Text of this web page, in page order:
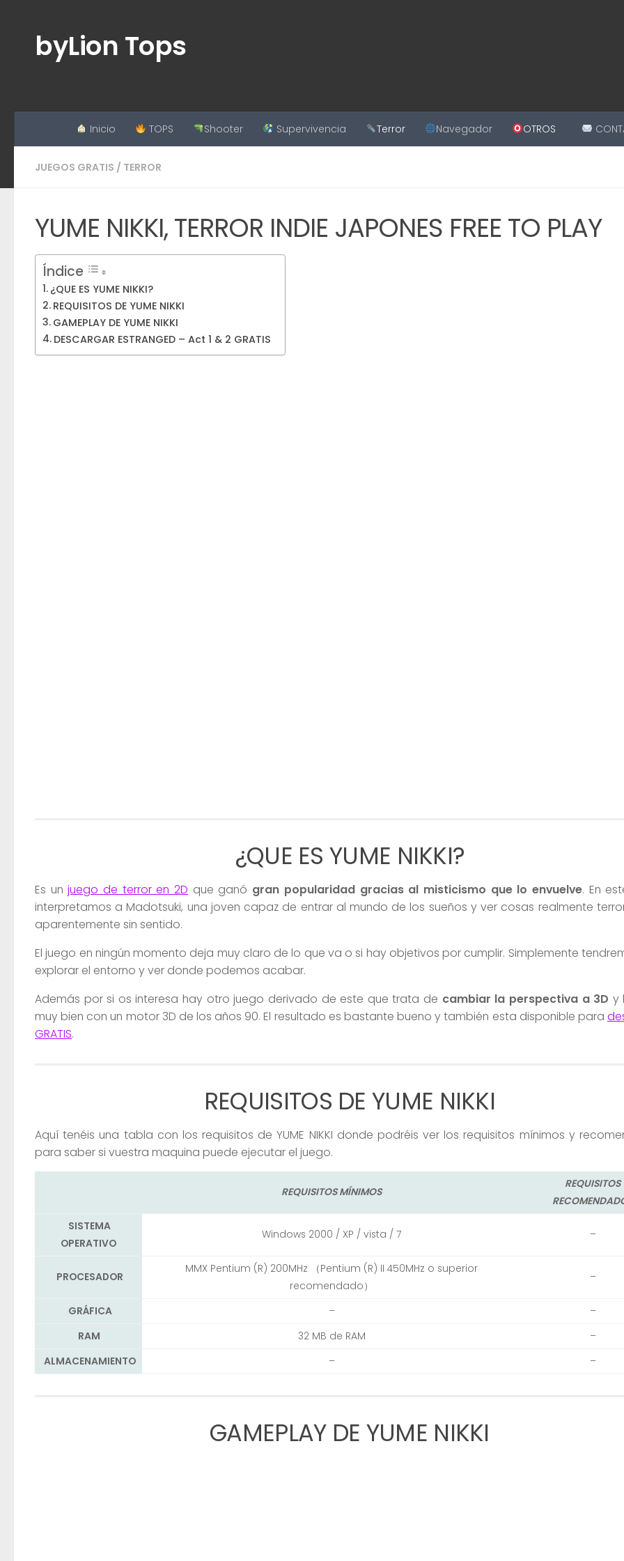
byLion Tops
Inicio TOPS Shooter Supervivencia Terror Navegador OTROS
JUEGOS GRATIS / TERROR
YUME NIKKI, TERROR INDIE JAPONES FREE TO PLAY
Índice
¿QUE ES YUME NIKKI?
REQUISITOS DE YUME NIKKI
GAMEPLAY DE YUME NIKKI
DESCARGAR ESTRANGED – Act 1 & 2 GRATIS
¿QUE ES YUME NIKKI?
Es unjuego de terror en 2D que ganó gran popularidad gracias al misticismo que lo envuelve. En
interpretamos a Madotsuki, una joven capaz de entrar al mundo de los sueños y ver cosas realmente
aparentemente sin sentido.
El juego en ningún momento deja muy claro de lo que va o si hay objetivos por cumplir. Simplemente
explorar el entorno y ver donde podemos acabar.
Además por si os interesa hay otro juego derivado de este que trata de cambiar la perspectiva a 3D y
muy bien con un motor 3D de los años 90. El resultado es bastante bueno y también esta disponible para
GRATIS.
REQUISITOS DE YUME NIKKI
Aquí tenéis una tabla con los requisitos de YUME NIKKI donde podréis ver los requisitos mínimos y
para saber si vuestra maquina puede ejecutar el juego.
REQUISITOS MÍNIMOS
REQUISITOS
SISTEMA
OPERATIVO
Windows 2000 / XP / vista / 7 –
PROCESADOR
MMX Pentium (R) 200MHz （Pentium (R) II 450MHz o superior
recomendado）
–
GRÁFICA –
–
RAM
32 MB de RAM
–
ALMACENAMIENTO
– –
GAMEPLAY DE YUME NIKKI